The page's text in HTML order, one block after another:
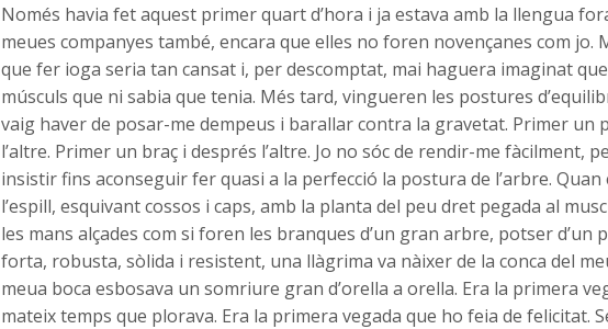
Només havia fet aquest primer quart d’hora i ja estava amb la llengua
meues companyes també, encara que elles no foren novençanes com jo.
que fer ioga seria tan cansat i, per descomptat, mai haguera imaginat
músculs que ni sabia que tenia. Més tard, vingueren les postures
vaig haver de posar-me dempeus i barallar contra la gravetat. Primer un
l’altre. Primer un braç i després l’altre. Jo no sóc de rendir-me fàcilment,
insistir fins aconseguir fer quasi a la perfecció la postura de l’arbre. Quan
l’espill, esquivant cossos i caps, amb la planta del peu dret pegada al
les mans alçades com si foren les branques d’un gran arbre, potser d’un
forta, robusta, sòlida i resistent, una llàgrima va nàixer de la conca del
meua boca esbosava un somriure gran d’orella a orella. Era la primera
mateix temps que plorava. Era la primera vegada que ho feia de felicitat.